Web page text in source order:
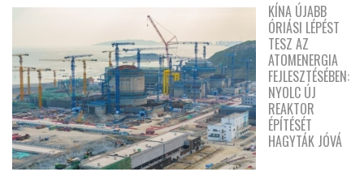
KÍNA ÚJABB
ÓRIÁSI LÉPÉST
TESZ AZ
ATOMENERGIA
FEJLESZTÉSÉBEN:
NYOLC ÚJ
REAKTOR
ÉPÍTÉSÉT
HAGYTÁK JÓVÁ